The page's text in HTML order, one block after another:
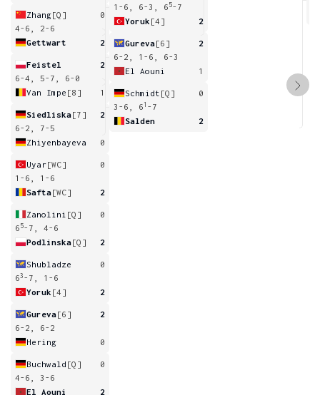
Zhang[Q]
0
4-6, 2-6
Gettwart
2
Feistel
2
6-4, 5-7, 6-0
Van Impe [8] 1
Siedliska[7]
2
6-2, 7-5
Zhiyenbayeva
0
Uyar[WC]
0
1-6, 1-6
Safta[WC] 2
Zanolini [Q]
0
6 5-7, 4-6
Podlinska[Q] 2
Shubladze
0
63 -7, 1-6
Yoruk [4] 2
Gureva[6]
2
6-2, 6-2
Hering
0
Buchwald [Q]
0
4-6, 3-6
El Aouni
2
1-6, 6-3, 6 5-7
Yoruk [4] 2
Gureva[6]
2
6-2, 1-6, 6-3
El Aouni
1
Schmidt [Q]
0
3-6, 6 1 -7
Salden
2